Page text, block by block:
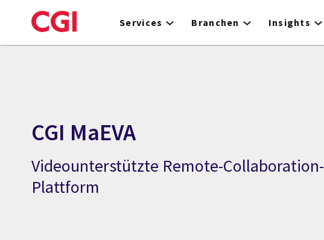
to
Services Branchen Insights
CGI MaEVA
Videounterstützte Remote-Collaboration-
Plattform